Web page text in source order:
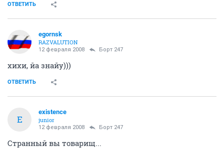
ОТВЕТИТЬ
egornsk
RAZVALUTION
12 февраля 2008 Борт 247
хихи, йа знайу)))
ОТВЕТИТЬ
E
existence
junior
12 февраля 2008 Борт 247
Странный вы товарищ...